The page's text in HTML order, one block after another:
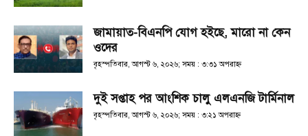
জামায়াত-বিএনপি যোগ হইছে, মারো না কেন
ওদের
বৃহস্পতিবার, আগস্ট ৬, ২০২৬; সময় : ৩:৩১ অপরাহ্ণ
দুই সপ্তাহ পর আংশিক চালু এলএনজি টার্মিনাল
বৃহস্পতিবার, আগস্ট ৬, ২০২৬; সময় : ৩:২১ অপরাহ্ণ